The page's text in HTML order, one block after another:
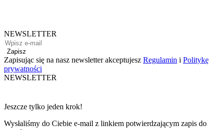
NEWSLETTER
Zapisz
Zapisując się na nasz newsletter akceptujesz Regulamin i Politykę
prywatności
NEWSLETTER
Jeszcze tylko jeden krok!
Wysłaliśmy do Ciebie e-mail z linkiem potwierdzającym zapis do